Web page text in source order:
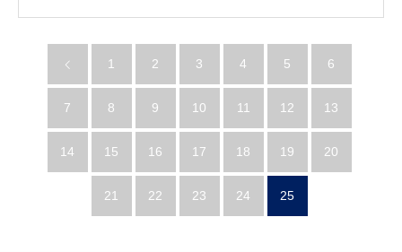
1 2 3 4 5 6
7 8 9 10 11 12 13
14 15 16 17 18 19 20
21 22 23 24 25